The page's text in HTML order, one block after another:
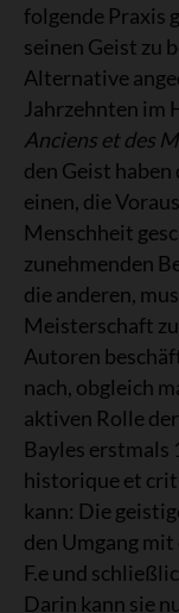
folgende Praxis
seinen Geist zu
Alternative
Jahrzehnten im
Anciens et des
den Geist haben
einen, die
Menschheit
zunehmenden
die anderen,
Meisterschaft
Autoren
nach, obgleich
aktiven Rolle
Bayles erstmals
historique et
kann: Die
den Umgang
F.e und
Darin kann sie